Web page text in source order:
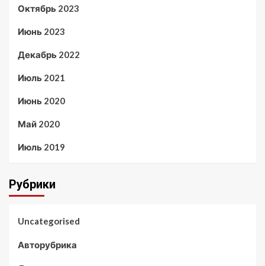
Октябрь 2023
Июнь 2023
Декабрь 2022
Июль 2021
Июнь 2020
Май 2020
Июль 2019
Рубрики
Uncategorised
Авторубрика